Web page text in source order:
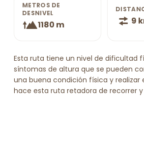
METROS DE
DESNIVEL
1180 m 9
Esta ruta tiene un nivel de dificultad
síntomas de altura que se pueden
una buena condición física y
hace esta ruta retadora de recorrer